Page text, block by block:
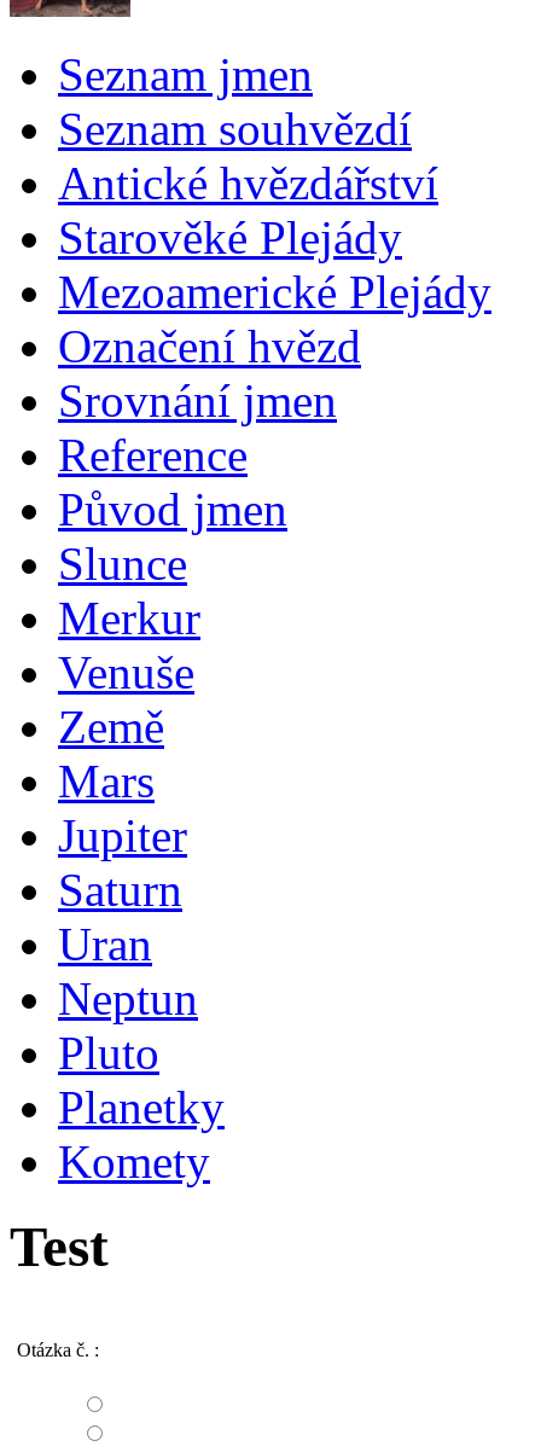
Seznam jmen
Seznam souhvězdí
Antické hvězdářství
Starověké Plejády
Mezoamerické Plejády
Označení hvězd
Srovnání jmen
Reference
Původ jmen
Slunce
Merkur
Venuše
Země
Mars
Jupiter
Saturn
Uran
Neptun
Pluto
Planetky
Komety
Test
Otázka č. :